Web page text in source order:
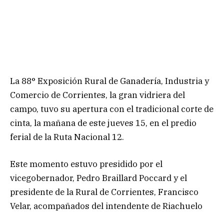
La 88° Exposición Rural de Ganadería, Industria y
Comercio de Corrientes, la gran vidriera del
campo, tuvo su apertura con el tradicional corte de
cinta, la mañana de este jueves 15, en el predio
ferial de la Ruta Nacional 12.
Este momento estuvo presidido por el
vicegobernador, Pedro Braillard Poccard y el
presidente de la Rural de Corrientes, Francisco
Velar, acompañados del intendente de Riachuelo